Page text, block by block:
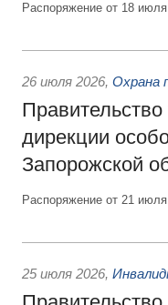
Распоряжение от 18
26 июля 2026, Охрана
дирекции
Запорожской
Распоряжение от 21
25 июля 2026,